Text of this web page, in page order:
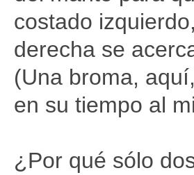
costado
derecha se
(Una broma,
en su tiempo al
¿Por qué sólo